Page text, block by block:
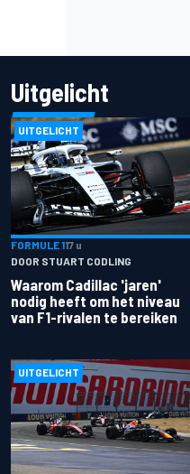
Uitgelicht
UITGELICHT
FORMULE 117 u
DOOR STUART CODLING
Waarom Cadillac 'jaren'
nodig heeft om het niveau
van F1-rivalen te bereiken
UITGELICHT